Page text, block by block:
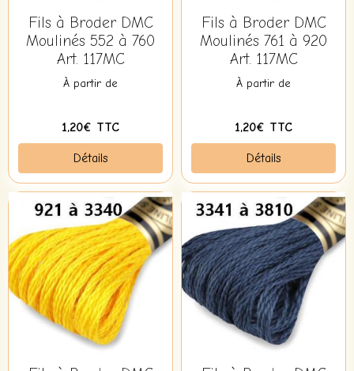
Fils à Broder DMC
Moulinés 552 à 760
Art. 117MC
À partir de
1,20€ TTC
Détails
Fils à Broder DMC
Moulinés 761 à 920
Art. 117MC
À partir de
1,20€ TTC
Détails